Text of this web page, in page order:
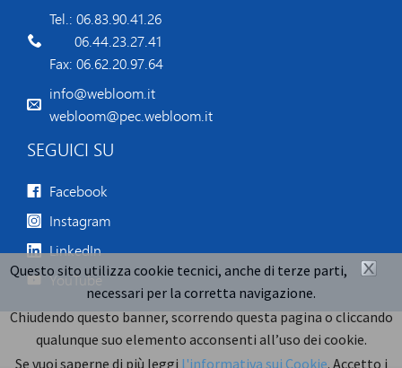
Questo sito utilizza cookie tecnici, anche di terze parti,
necessari per la corretta navigazione.
Chiudendo questo banner, scorrendo questa pagina o cliccando
qualunque suo elemento acconsenti all’uso dei cookie.
Se vuoi saperne di più leggi l'informativa sui Cookie. Accetto i
Tel.: 06.83.90.41.26
06.44.23.27.41
Fax: 06.62.20.97.64
info@webloom.it
webloom@pec.webloom.it
SEGUICI SU
Facebook
Instagram
LinkedIn
YouTube